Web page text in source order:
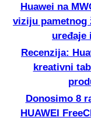
Huawei na
viziju pametnog
uređaje
Recenzija:
kreativni
Donosimo 8
HUAWEI